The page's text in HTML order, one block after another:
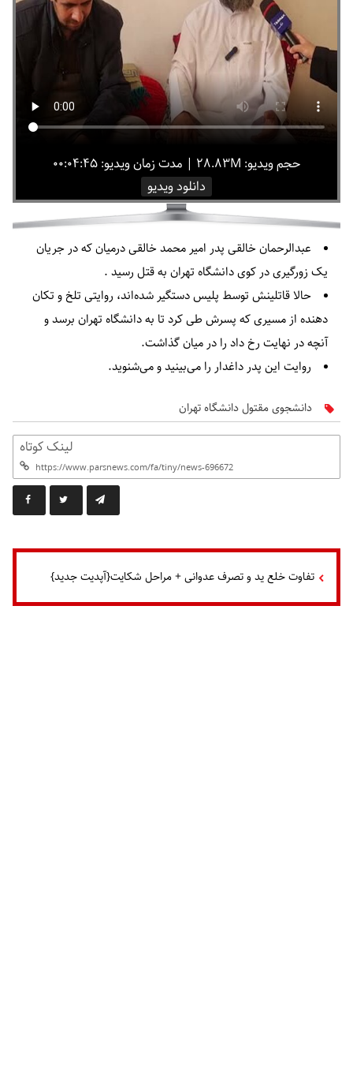
حجم ویدیو: ۲۸.۸۳M | مدت زمان ویدیو: ۰۰:۰۴:۴۵
دانلود ویدیو
عبدالرحمان خالقی پدر امیر محمد خالقی درمیان که در جریان
یک زورگیری در کوی دانشگاه تهران به قتل رسید .
حالا قاتلینش توسط پلیس دستگیر شده‌اند، روایتی تلخ و تکان
دهنده از مسیری که پسرش طی کرد تا به دانشگاه تهران برسد و
آنچه در نهایت رخ داد را در میان گذاشت.
روایت این پدر داغدار را می‌بینید و می‌شنوید.
دانشجوی مقتول دانشگاه تهران
لینک کوتاه
تفاوت خلع ید و تصرف عدوانی + مراحل شکایت{آپدیت جدید}